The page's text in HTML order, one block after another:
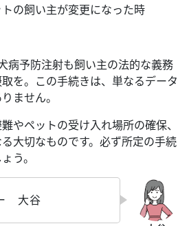
の飼い主が変更になった時
病予防注射も飼い主の法的な義務
を。この手続きは、単なるデータ
ません。
やペットの受け入れ場所の確保、
大切なものです。必ず所定の手続
う。
大谷